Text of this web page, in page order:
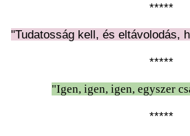
*****
"Tudatosság kell, és eltávolodás,
*****
"Igen, igen, igen, egyszer
*****